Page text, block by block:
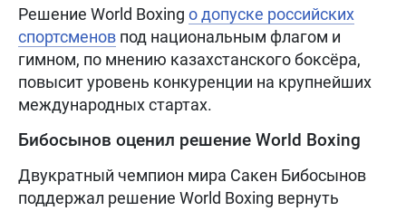
Решение World Boxing о допуске российских
спортсменов под национальным флагом и
гимном, по мнению казахстанского боксёра,
повысит уровень конкуренции на крупнейших
международных стартах.
Бибосынов оценил решение World Boxing
Двукратный чемпион мира Сакен Бибосынов
поддержал решение World Boxing вернуть